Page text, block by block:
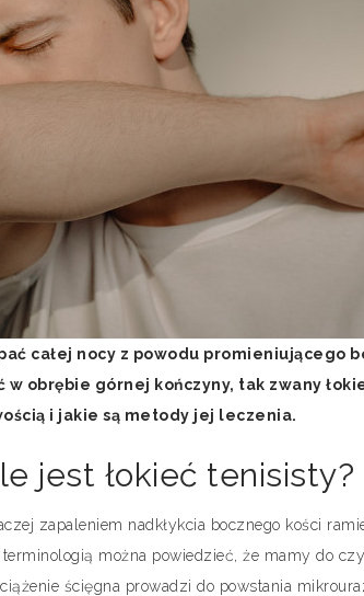
całej nocy z powodu promieniującego
w obrębie górnej kończyny, tak zwany
i jakie są metody jej leczenia.
jest łokieć tenisisty?
zapaleniem nadkłykcia bocznego kości
terminologią można powiedzieć, że mamy do
ścięgna prowadzi do powstania